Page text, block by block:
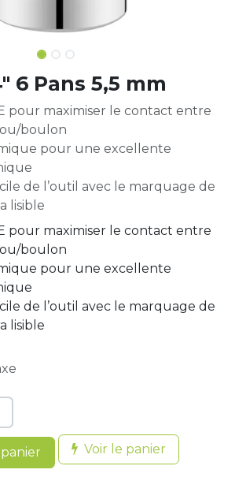
6 Pans 5,5 mm
pour maximiser le contact entre
boulon
pour une excellente
de l’outil avec le marquage de
lisible
pour maximiser le contact entre
boulon
pour une excellente
de l’outil avec le marquage de
lisible
Voir le panier